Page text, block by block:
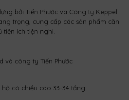
bởi Tiến Phước và Công ty Keppel
trọng, cung cấp các sản phẩm căn
ích tiện nghi.
và công ty Tiến Phước
có chiều cao 33-34 tầng